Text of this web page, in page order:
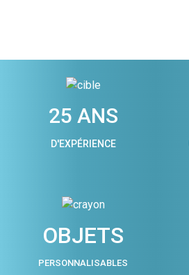
25 ANS
D'EXPÉRIENCE
OBJETS
PERSONNALISABLES